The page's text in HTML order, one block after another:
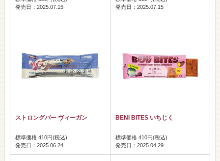
発売日：2025.07.15
発売日：2025.07.15
ストロングバー ヴィーガン
標準価格 410円(税込)
発売日：2025.06.24
BENI BITES いちじく
標準価格 410円(税込)
発売日：2025.04.29